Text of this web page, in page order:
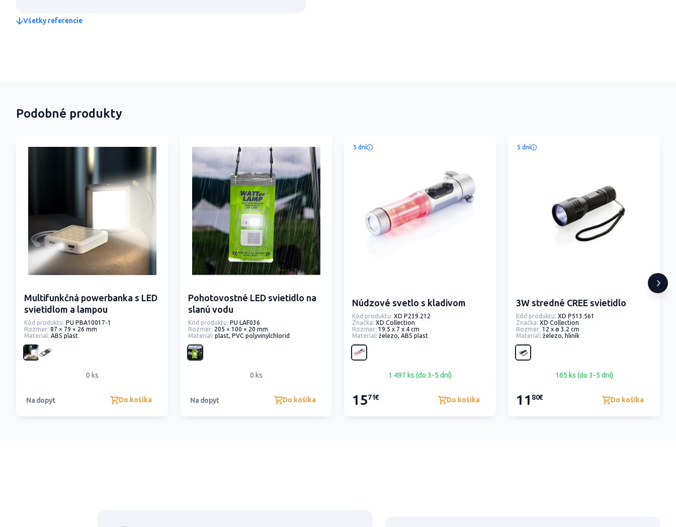
Všetky referencie
Podobné produkty
Multifunkčná powerbanka s LED
svietidlom a lampou
Kód produktu: PU PBA10017-1
Rozmer: 87 × 79 × 26 mm
Material: ABS plast
0 ks
Na dopyt Do košíka
Pohotovostné LED svietidlo na
slanú vodu
Kód produktu: PU LAF036
Rozmer: 205 × 100 × 20 mm
Material: plast, PVC polyvinylchlorid
0 ks
Na dopyt Do košíka
5 dní
Núdzové svetlo s kladivom
Kód produktu: XD P239.212
Značka: XD Collection
Rozmer: 19.5 x 7 x 4 cm
Material: železo, ABS plast
1 497 ks (do 3-5 dní)
1571€ Do košíka
5 dní
3W stredné CREE svietidlo
Kód produktu: XD P513.561
Značka: XD Collection
Rozmer: 12 x ø 3.2 cm
Material: železo, hliník
165 ks (do 3-5 dní)
11 80€ Do košíka